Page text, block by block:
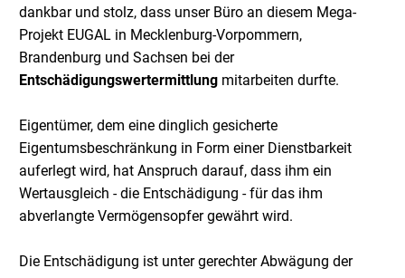
dankbar und stolz, dass unser Büro an diesem Mega-
Projekt EUGAL in Mecklenburg-Vorpommern,
Brandenburg und Sachsen bei der
Entschädigungswertermittlung mitarbeiten durfte.
Eigentümer, dem eine dinglich gesicherte
Eigentumsbeschränkung in Form einer Dienstbarkeit
auferlegt wird, hat Anspruch darauf, dass ihm ein
Wertausgleich - die Entschädigung - für das ihm
abverlangte Vermögensopfer gewährt wird.
Die Entschädigung ist unter gerechter Abwägung der